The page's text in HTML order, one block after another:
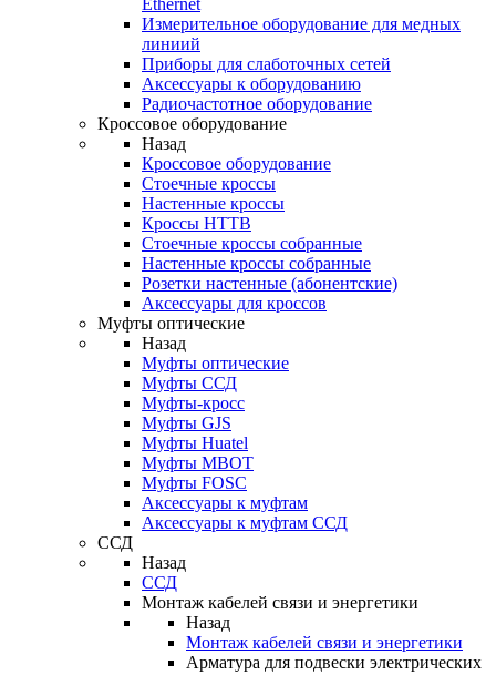
Ethernet
Измерительное оборудование для медных
линиий
Приборы для слаботочных сетей
Аксессуары к оборудованию
Радиочастотное оборудование
Кроссовое оборудование
Назад
Кроссовое оборудование
Стоечные кроссы
Настенные кроссы
Кроссы HTTB
Стоечные кроссы собранные
Настенные кроссы собранные
Розетки настенные (абонентские)
Аксессуары для кроссов
Муфты оптические
Назад
Муфты оптические
Муфты ССД
Муфты-кросс
Муфты GJS
Муфты Huatel
Муфты МВОТ
Муфты FOSC
Аксессуары к муфтам
Аксессуары к муфтам ССД
ССД
Назад
ССД
Монтаж кабелей связи и энергетики
Назад
Монтаж кабелей связи и энергетики
Арматура для подвески электрических